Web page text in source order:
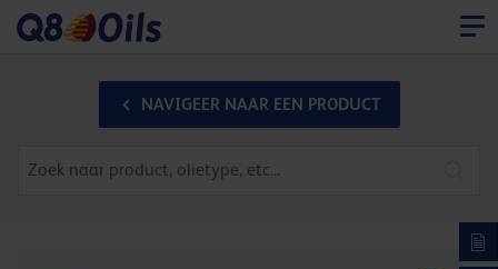
NAVIGEER NAAR EEN PRODUCT